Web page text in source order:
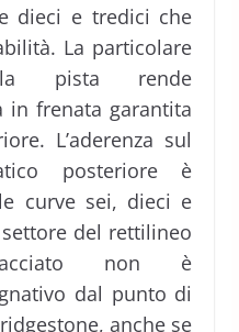
dieci e tredici che
La particolare
pista rende
frenata garantita
L’aderenza sul
posteriore è
curve sei, dieci e
del rettilineo
non è
dal punto di
anche se